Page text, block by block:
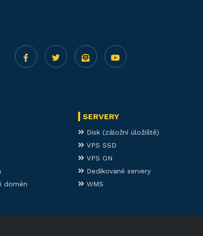
domén
SERVERY
Disk (záložní úložiště)
VPS SSD
VPS ON
Dedikované servery
WMS